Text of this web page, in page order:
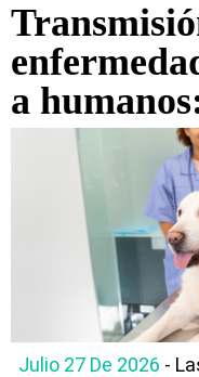
a
evitarlas?
Julio 27 De 2026 -